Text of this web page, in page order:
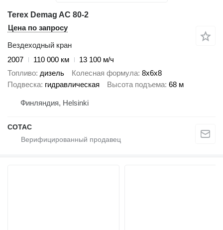
Terex Demag AC 80-2
Цена по запросу
Вездеходный кран
2007
110 000 км
13 100 м/ч
Топливо дизель Колесная формула 8x6x8
Подвеска гидравлическая Высота подъема 68 м
Финляндия, Helsinki
COTAC